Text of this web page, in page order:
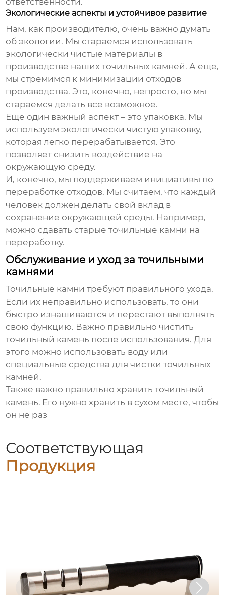
Экологические аспекты и устойчивое развитие
Нам, как производителю, очень важно думать
об экологии. Мы стараемся использовать
экологически чистые материалы в
производстве наших точильных камней. А еще,
мы стремимся к минимизации отходов
производства. Это, конечно, непросто, но мы
стараемся делать все возможное.
Еще один важный аспект – это упаковка. Мы
используем экологически чистую упаковку,
которая легко перерабатывается. Это
позволяет снизить воздействие на
окружающую среду.
И, конечно, мы поддерживаем инициативы по
переработке отходов. Мы считаем, что каждый
человек должен делать свой вклад в
сохранение окружающей среды. Например,
можно сдавать старые точильные камни на
переработку.
Обслуживание и уход за точильными
камнями
Точильные камни требуют правильного ухода.
Если их неправильно использовать, то они
быстро изнашиваются и перестают выполнять
свою функцию. Важно правильно чистить
точильный камень после использования. Для
этого можно использовать воду или
специальные средства для чистки точильных
камней.
Также важно правильно хранить точильный
камень. Его нужно хранить в сухом месте, чтобы
он не раз
Соответствующая
Продукция